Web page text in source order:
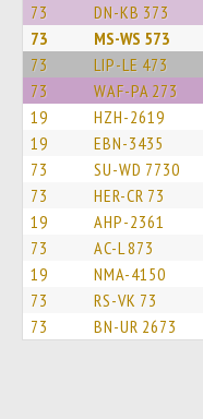
73 DN-KB 373
73 MS-WS 573
73 LIP-LE 473
73 WAF-PA 273
19 HZH-2619
19 EBN-3435
73 SU-WD 7730
73 HER-CR 73
19 AHP-2361
73 AC-L 873
19 NMA-4150
73 RS-VK 73
73 BN-UR 2673